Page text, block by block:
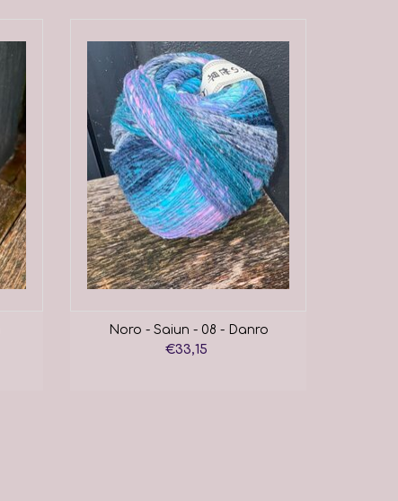
Noro - Saiun - 08 - Danro
€33,15